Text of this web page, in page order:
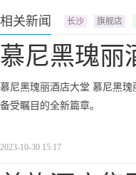
相关新闻 长沙 旗舰店
慕尼黑瑰丽
慕尼黑瑰丽酒店大堂 慕尼黑
备受瞩目的全新篇章。
2023-10-30 15:17